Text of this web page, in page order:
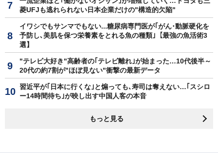
菱UFJも逃れられない日本企業だけの"構造的欠陥"
イワシでもサンマでもない...糖尿病専門医が｢がん･動脈硬化を
予防し､美肌を保つ栄養素をとれる魚の種類｣【最強の魚活術3
選】
"テレビ大好き"高齢者の｢テレビ離れ｣が始まった…10代後半～
20代の約7割が"ほぼ見ない"衝撃の最新データ
習近平が｢日本に行くな｣と煽っても､寿司は奪えない…｢スシロ
ー14時間待ち｣が映し出す中国人客の本音
もっと見る